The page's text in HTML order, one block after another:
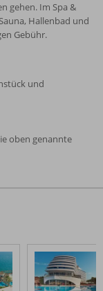
gehen. Im Spa &
Hallenbad und
Gebühr.
und
oben genannte